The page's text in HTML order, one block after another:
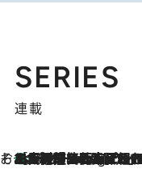
SERIES
連載
そおだよおこの関西おいしい、おやつ紀行10 Hours Ago
［大阪府箕面市］一皿一皿目の前で仕上げられる、料理を巧みに組み込んだアシェットデセールコース「ミチル アシェット デセール（Michiru assiette dessert）」